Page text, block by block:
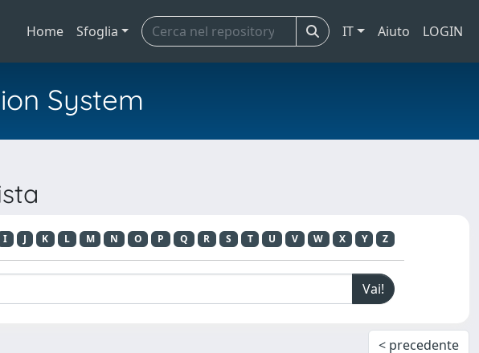
Home Sfoglia IT Aiuto LOGIN
System
I J K L M N O P Q R S T U V W X Y Z
< precedente